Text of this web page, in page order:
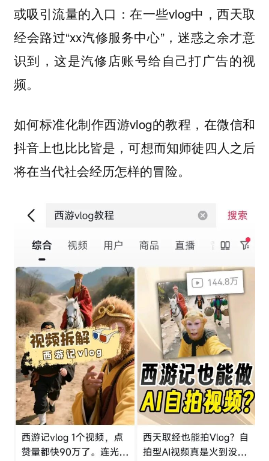
或吸引流量的入口：在一些vlog中，西天取
经会路过“xx汽修服务中心”，迷惑之余才意
识到，这是汽修店账号给自己打广告的视
频。
如何标准化制作西游vlog的教程，在微信和
抖音上也比比皆是，可想而知师徒四人之后
将在当代社会经历怎样的冒险。